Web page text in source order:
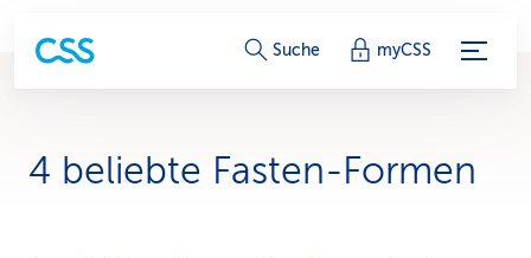
S
Suche myCSS
4 beliebte Fasten-Formen